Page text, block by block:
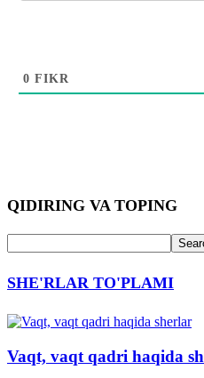
0 FIKR
QIDIRING VA TOPING
SHE'RLAR TO'PLAMI
Vaqt, vaqt qadri haqida